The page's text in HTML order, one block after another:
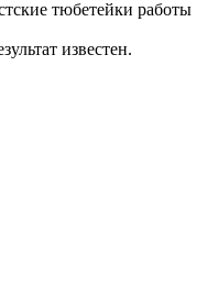
тюбетейки работы
известен.